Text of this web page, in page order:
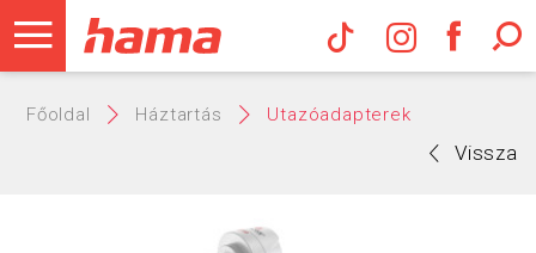
Hama
Főoldal Háztartás Utazóadapterek
Vissza